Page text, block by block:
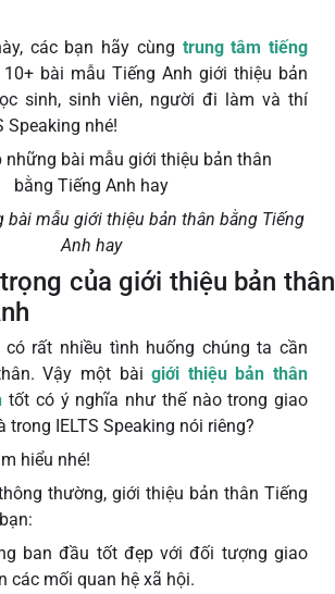
các bạn hãy cùng trung tâm tiếng
bài mẫu Tiếng Anh giới thiệu bản
sinh, sinh viên, người đi làm và thí
Speaking nhé!
bài mẫu giới thiệu bản thân bằng Tiếng
Anh hay
của giới thiệu bản thân
có rất nhiều tình huống chúng ta cần
Vậy một bàigiới thiệu bản thân
tốt có ý nghĩa như thế nào trong giao
trong IELTS Speaking nói riêng?
hiểu nhé!
thường, giới thiệu bản thân Tiếng
ban đầu tốt đẹp với đối tượng giao
các mối quan hệ xã hội.